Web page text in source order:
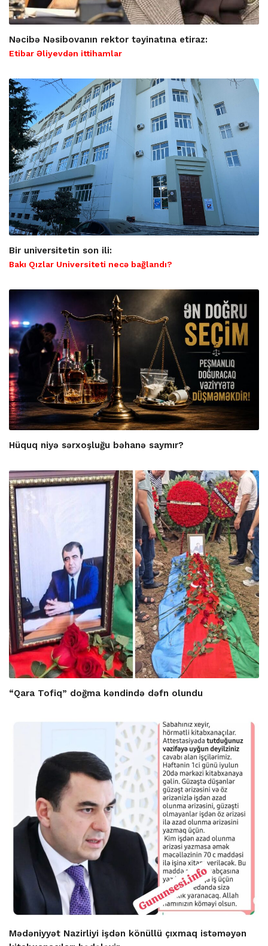
Nəcibə Nəsibovanın rektor təyinatına etiraz:
Etibar Əliyevdən ittihamlar
Bir universitetin son ili:
Bakı Qızlar Universiteti necə bağlandı?
Hüquq niyə sərxoşluğu bəhanə saymır?
“Qara Tofiq” doğma kəndində dəfn olundu
Mədəniyyət Nazirliyi işdən könüllü çıxmaq istəməyən